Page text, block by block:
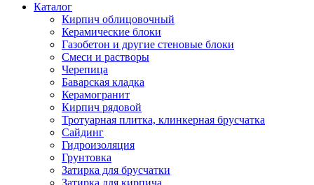
Каталог
Кирпич облицовочный
Керамические блоки
Газобетон и другие стеновые блоки
Смеси и растворы
Черепица
Баварская кладка
Керамогранит
Кирпич рядовой
Тротуарная плитка, клинкерная брусчатка
Сайдинг
Гидроизоляция
Грунтовка
Затирка для брусчатки
Затирка для кирпича